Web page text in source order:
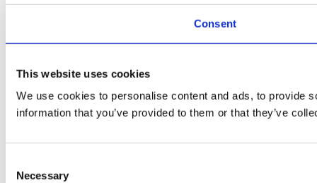
Consent
This website uses cookies
We use cookies to personalise content and ads, to provide
information that you’ve provided to them or that they’ve
Selection
Necessary